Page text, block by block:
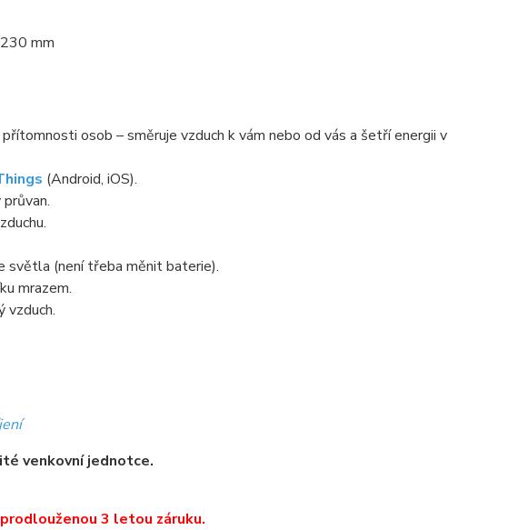
mm
osob – směruje vzduch k vám nebo od vás a šetří energii v
(Android, iOS).
světla (není třeba měnit baterie).
mrazem.
vzduch.
venkovní jednotce.
3 letou záruku.